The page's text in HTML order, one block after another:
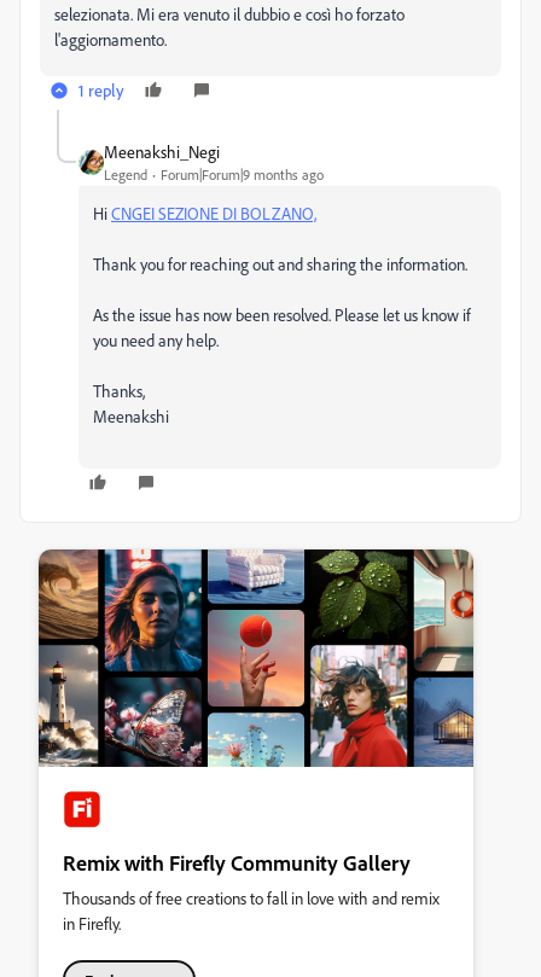
selezionata. Mi era venuto il dubbio e così ho forzato
l'aggiornamento.
1 reply
Meenakshi_Negi
Legend Forum|Forum|9 months ago
HiCNGEI SEZIONE DI BOLZANO,
Thank you for reaching out and sharing the information.
As the issue has now been resolved. Please let us know if
you need any help.
Thanks,
Meenakshi
Remix with Firefly Community Gallery
Thousands of free creations to fall in love with and remix
in Firefly.